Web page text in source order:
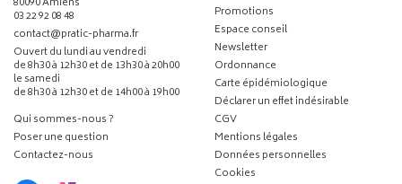
03 22 92 08 48
contact-
@-
pratic-pharma.fr
Ouvert du lundi au vendredi
de 8h30 à 12h30 et de 13h30 à 20h00
le samedi
de 8h30 à 12h30 et de 14h00 à 19h00
Qui sommes-nous ?
Poser une question
Contactez-nous
Promotions
Espace conseil
Newsletter
Ordonnance
Carte épidémiologique
Déclarer un effet indésirable
CGV
Mentions légales
Données personnelles
Cookies